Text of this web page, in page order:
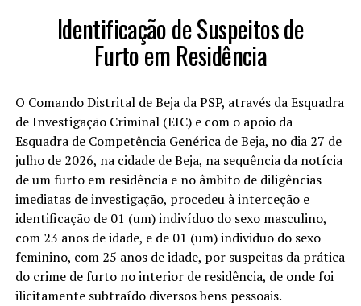
Identificação de Suspeitos de
Furto em Residência
O Comando Distrital de Beja da PSP, através da Esquadra
de Investigação Criminal (EIC) e com o apoio da
Esquadra de Competência Genérica de Beja, no dia 27 de
julho de 2026, na cidade de Beja, na sequência da notícia
de um furto em residência e no âmbito de diligências
imediatas de investigação, procedeu à interceção e
identificação de 01 (um) indivíduo do sexo masculino,
com 23 anos de idade, e de 01 (um) individuo do sexo
feminino, com 25 anos de idade, por suspeitas da prática
do crime de furto no interior de residência, de onde foi
ilicitamente subtraído diversos bens pessoais.